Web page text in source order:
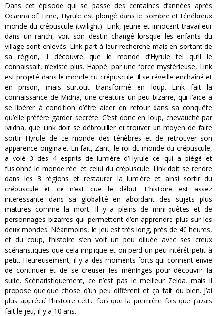
Dans cet épisode qui se passe des centaines d’années après
Ocarina of Time, Hyrule est plongé dans le sombre et ténébreux
monde du crépuscule (twilight). Link, jeune et innocent travailleur
dans un ranch, voit son destin changé lorsque les enfants du
village sont enlevés. Link part à leur recherche mais en sortant de
sa région, il découvre que le monde d’Hyrule tel qu’il le
connaissait, n’existe plus. Happé, par une force mystérieuse, Link
est projeté dans le monde du crépuscule. Il se réveille enchaîné et
en prison, mais surtout transformé en loup. Link fait la
connaissance de Midna, une créature un peu bizarre, qui l’aide à
se libérer à condition d’être aider en retour dans sa conquête
qu’elle préfère garder secrète. C’est donc en loup, chevauché par
Midna, que Link doit se débrouiller et trouver un moyen de faire
sortir Hyrule de ce monde des ténèbres et de retrouver son
apparence originale. En fait, Zant, le roi du monde du crépuscule,
a volé 3 des 4 esprits de lumière d’Hyrule ce qui a piégé et
fusionné le monde réel et celui du crépuscule. Link doit se rendre
dans les 3 régions et restaurer la lumière et ainsi sortir du
crépuscule et ce n’est que le début. L’histoire est assez
intéressante dans sa globalité en abordant des sujets plus
matures comme la mort. Il y a pleins de mini-quêtes et de
personnages bizarres qui permettent d’en apprendre plus sur les
deux mondes. Néanmoins, le jeu est très long, près de 40 heures,
et du coup, l’histoire s’en voit un peu diluée avec ses creux
scénaristiques que cela implique et on perd un peu intérêt petit à
petit. Heureusement, il y a des moments forts qui donnent envie
de continuer et de se creuser les méninges pour découvrir la
suite. Scénaristiquement, ce n’est pas le meilleur Zelda, mais il
propose quelque chose d’un peu différent et ça fait du bien. J’ai
plus apprécié l’histoire cette fois que la première fois que j’avais
fait le jeu, il y a 10 ans.